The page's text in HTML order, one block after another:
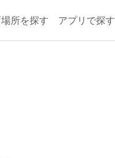
所を探す アプリで探す